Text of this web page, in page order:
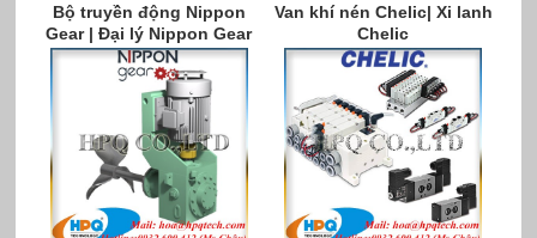
Bộ truyền động Nippon
Gear | Đại lý Nippon Gear
Viet Nam
Van khí nén Chelic| Xi lanh
Chelic